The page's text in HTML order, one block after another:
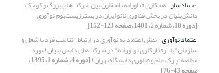
اعتمادساز همکاری فناورانه نامتقارن بین شرکت‌های بزرگ و کوچک
دانش‌بنیان در بخش فناوری نانو ایران در بسترزیست‌بوم نوآوری
[دوره 10، شماره 2، 1401، صفحه 123-152]
اعتماد نوآوری نقش اعتماد به نوآوری در ارتباط "تناسب فرد با شغل و
سازمان" با "رفتار کاری نوآورانه" در شرکت‌های دانش بنیان (مورد
مطالعه: پارک علم و فناوری دانشگاه تهران) [دوره 4، شماره 1، 1395،
صفحه 43-76]